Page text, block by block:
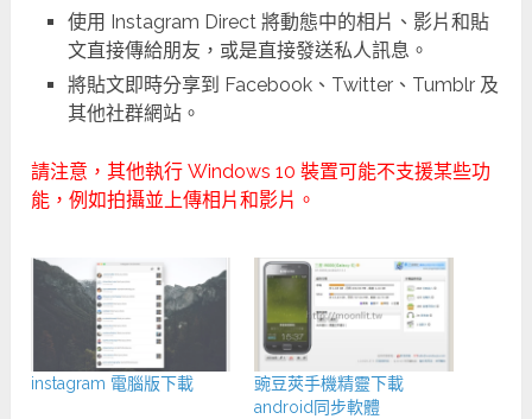
使用 Instagram Direct 將動態中的相片、影片和貼
文直接傳給朋友，或是直接發送私人訊息。
將貼文即時分享到 Facebook、Twitter、Tumblr 及
其他社群網站。
請注意，其他執行 Windows 10 裝置可能不支援某些功
能，例如拍攝並上傳相片和影片。
instagram 電腦版下載
豌豆莢手機精靈下載
android同步軟體